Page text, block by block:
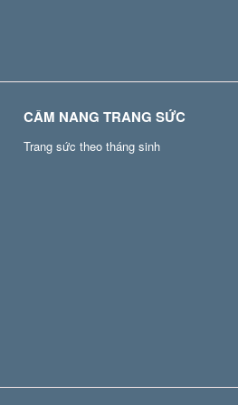
CẨM NANG TRANG SỨC
Trang sức theo tháng sinh